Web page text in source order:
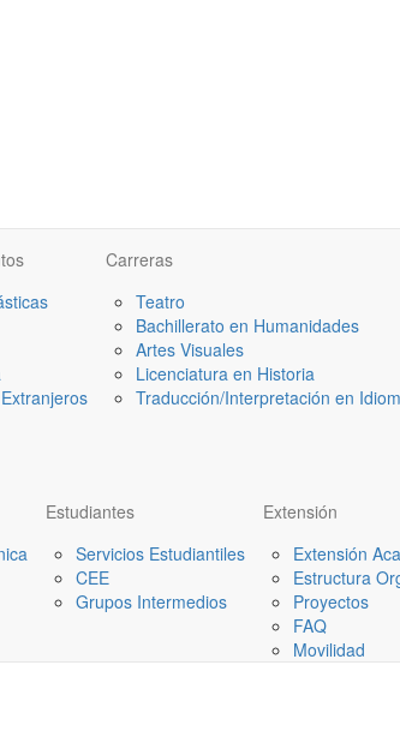
Carreras
Teatro
Bachillerato en Humanidades
Artes Visuales
Licenciatura en Historia
Traducción/Interpretación en
Estudiantes
Servicios Estudiantiles
CEE
Grupos Intermedios
Extensión
Extensión
Estructura
Proyectos
FAQ
Movilidad